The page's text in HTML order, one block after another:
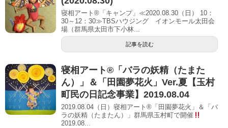
寝相アート®「キャンプ」≪2020.08.30（日） 10：
30～12：30≫TBSハウジング イオンモール太田会
場（群馬県太田市下小林...
記事を読む
寝相アート®「バラの妖精（たまた
ん）」＆「田園夢花火」Ver.夏【玉村
町民の日記念事業】2019.08.04
2019.08.04（日）寝相アート®「田園夢花火」＆「バ
ラの妖精（たまたん）」群馬県玉村町で開催
2019.08...